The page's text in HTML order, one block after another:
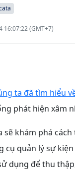
16:07:22 (GMT+7)
ta đã tìm hiểu
phát hiện xâm
khám phá cách
cụ quản lý sự
dụng để thu